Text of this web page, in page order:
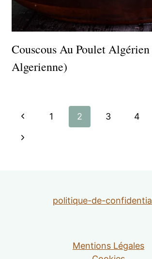
Couscous Au Poulet
Algerienne)
Navigation
de
Page
précédente
1 2 3 4
Page
politique-de-
Mentions Légales